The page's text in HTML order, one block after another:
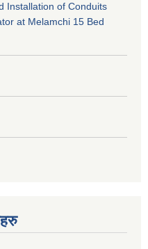
Installation of Conduits
at Melamchi 15 Bed